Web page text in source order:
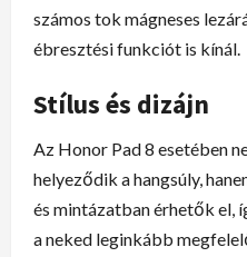
számos tok mágneses
ébresztési funkciót is kínál.
Stílus és dizájn
Az Honor Pad 8 esetében
helyeződik a hangsúly,
és mintázatban érhetők el,
a neked leginkább